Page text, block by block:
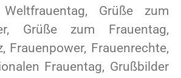
Grüße zum
Grüße zum Frauentag,
Frauenpower, Frauenrechte,
Frauentag, Grußbilder